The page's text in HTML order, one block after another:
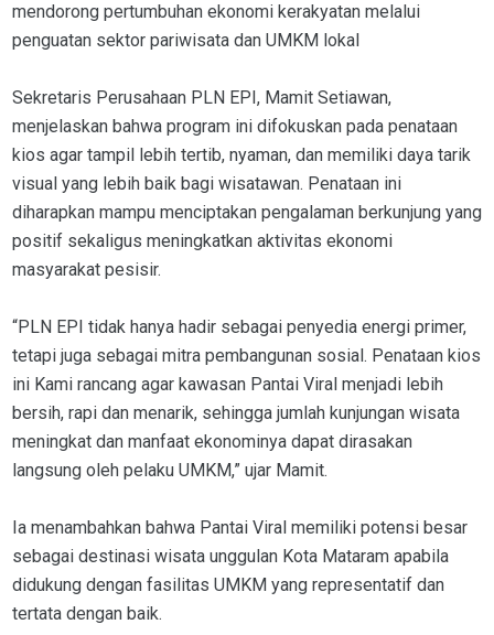
mendorong pertumbuhan ekonomi kerakyatan melalui
penguatan sektor pariwisata dan UMKM lokal
Sekretaris Perusahaan PLN EPI, Mamit Setiawan,
menjelaskan bahwa program ini difokuskan pada penataan
kios agar tampil lebih tertib, nyaman, dan memiliki daya tarik
visual yang lebih baik bagi wisatawan. Penataan ini
diharapkan mampu menciptakan pengalaman berkunjung yang
positif sekaligus meningkatkan aktivitas ekonomi
masyarakat pesisir.
“PLN EPI tidak hanya hadir sebagai penyedia energi primer,
tetapi juga sebagai mitra pembangunan sosial. Penataan kios
ini Kami rancang agar kawasan Pantai Viral menjadi lebih
bersih, rapi dan menarik, sehingga jumlah kunjungan wisata
meningkat dan manfaat ekonominya dapat dirasakan
langsung oleh pelaku UMKM,” ujar Mamit.
Ia menambahkan bahwa Pantai Viral memiliki potensi besar
sebagai destinasi wisata unggulan Kota Mataram apabila
didukung dengan fasilitas UMKM yang representatif dan
tertata dengan baik.